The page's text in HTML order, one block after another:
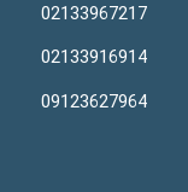
02133967217
02133916914
09123627964